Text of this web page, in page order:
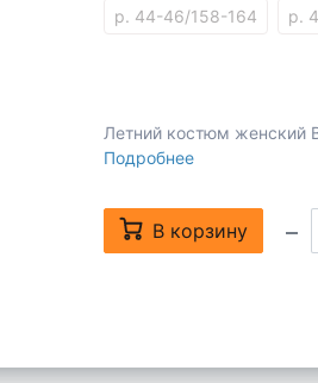
р. 44-46/158-164 р.
Летний костюм женский
Подробнее
В корзину